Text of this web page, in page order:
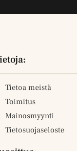
Tietoa meistä
Toimitus
Mainosmyynti
Tietosuojaseloste